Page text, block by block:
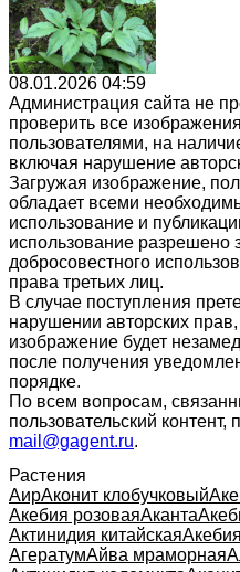
08.01.2026 04:59
Администрация сайта не
проверить все
пользователями, на
включая нарушение
Загружая изображение,
обладает всеми
использование и
использование разрешено
добросовестного
права третьих лиц.
В случае поступления
нарушении авторских
изображение будет
после получения
порядке.
По всем вопросам,
пользовательский
mail@gagent.ru.
Растения
АирАконит клобучковый
Акебия розоваяАканта
Актинидия китайская
АгератумАйва мраморная